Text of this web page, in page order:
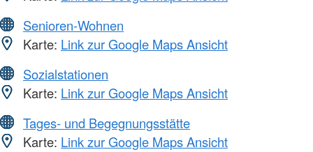
Senioren-Wohnen
Karte: Link zur Google Maps Ansicht
Sozialstationen
Karte: Link zur Google Maps Ansicht
Tages- und Begegnungsstätte
Karte: Link zur Google Maps Ansicht